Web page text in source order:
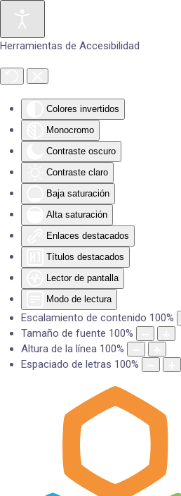
Herramientas de Accesibilidad
Colores invertidos
Monocromo
Contraste oscuro
Contraste claro
Baja saturación
Alta saturación
Enlaces destacados
Títulos destacados
Lector de pantalla
Modo de lectura
Escalamiento de contenido 100%
Tamaño de fuente 100%
Altura de la línea 100%
Espaciado de letras 100%
Skip to main content